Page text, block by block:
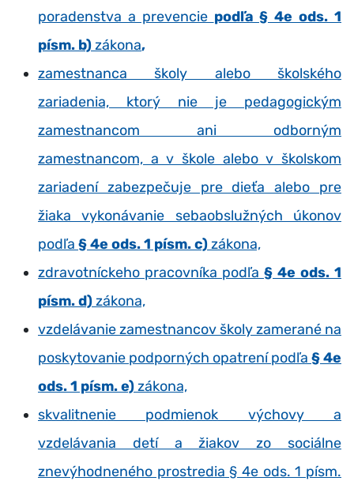
poradenstva a prevencie podľa § 4e ods. 1
písm. b)zákona,
zamestnanca školy alebo školského
zariadenia, ktorý nie je pedagogickým
zamestnancom ani odborným
zamestnancom, a v škole alebo v školskom
zariadení zabezpečuje pre dieťa alebo pre
žiaka vykonávanie sebaobslužných úkonov
podľa § 4e ods. 1 písm. c)zákona,
zdravotníckeho pracovníka podľa § 4e ods. 1
písm. d)zákona,
vzdelávanie zamestnancov školy zamerané na
poskytovanie podporných opatrení podľa § 4e
ods. 1 písm. e)zákona,
skvalitnenie podmienok výchovy a
vzdelávania detí a žiakov zo sociálne
znevýhodneného prostredia § 4e ods. 1 písm.